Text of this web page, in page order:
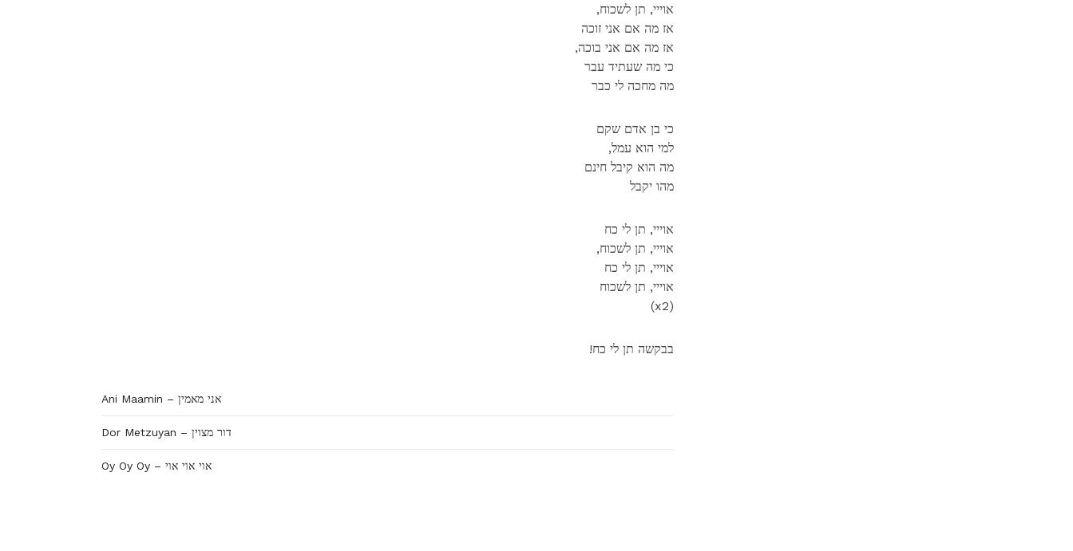
,אוייי, תן לשכוח
אז מה אם אני זוכה
,אז מה אם אני בוכה
כי מה שעתיד עבר
מה מחכה לי כבר
כי בן אדם שקם
,למי הוא עמל
מה הוא קיבל חינם
מהו יקבל
אוייי, תן לי כח
,אוייי, תן לשכוח
אוייי, תן לי כח
אוייי, תן לשכוח
(x2)
!בבקשה תן לי כח
Ani Maamin – אני מאמין
Dor Metzuyan – דור מצוין
Oy Oy Oy – אוי אוי אוי